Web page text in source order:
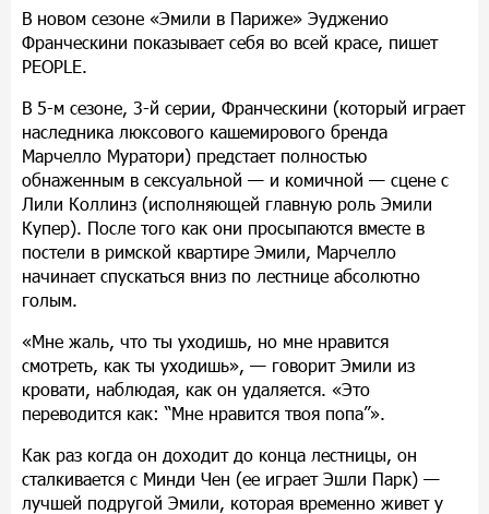
В новом сезоне «Эмили в Париже» Эудженио
Франческини показывает себя во всей красе, пишет
PEOPLE.
В 5-м сезоне, 3-й серии, Франческини (который играет
наследника люксового кашемирового бренда
Марчелло Муратори) предстает полностью
обнаженным в сексуальной — и комичной — сцене с
Лили Коллинз (исполняющей главную роль Эмили
Купер). После того как они просыпаются вместе в
постели в римской квартире Эмили, Марчелло
начинает спускаться вниз по лестнице абсолютно
голым.
«Мне жаль, что ты уходишь, но мне нравится
смотреть, как ты уходишь», — говорит Эмили из
кровати, наблюдая, как он удаляется. «Это
переводится как: “Мне нравится твоя попа”».
Как раз когда он доходит до конца лестницы, он
сталкивается с Минди Чен (ее играет Эшли Парк) —
лучшей подругой Эмили, которая временно живет у